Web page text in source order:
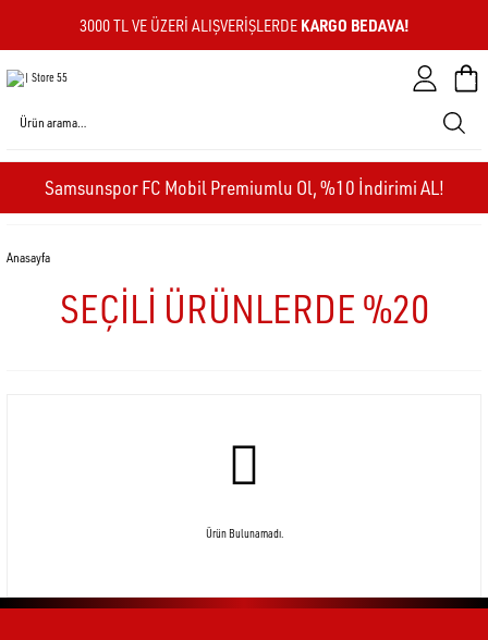
3000 TL VE ÜZERI ALIŞVERIŞLERDE KARGO BEDAVA!
Samsunspor FC Mobil Premiumlu Ol, %10 İndirimi AL!
Anasayfa
SEÇİLİ ÜRÜNLERDE %20
Ürün Bulunamadı.